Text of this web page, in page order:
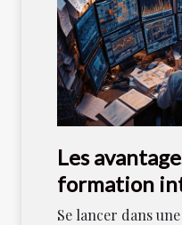
Les
formation
devenir
Se lancer dans